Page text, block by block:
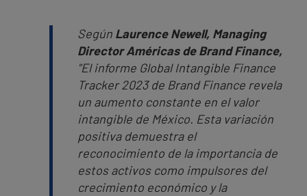
Según Laurence Newell, Managing
Director Américas de Brand Finance,
"El informe Global Intangible Finance
Tracker 2023 de Brand Finance revela
un aumento constante en el valor
intangible de México. Esta variación
positiva demuestra el
reconocimiento de la importancia de
estos activos como impulsores del
crecimiento económico y la